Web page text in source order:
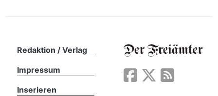
Redaktion / Verlag
Impressum
Inserieren